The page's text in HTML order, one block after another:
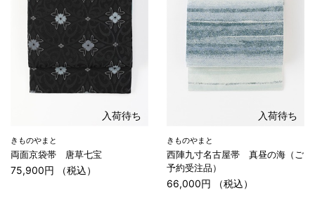
入荷待ち
きものやまと
両面京袋帯 唐草七宝
75,900円 （税込）
入荷待ち
きものやまと
西陣九寸名古屋帯 真昼の海（ご
予約受注品）
66,000円 （税込）